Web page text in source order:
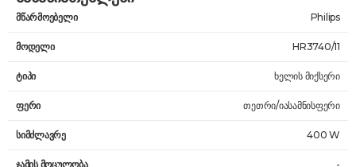
მწარმოებელი Philips
მოდელი HR3740/11
ტიპი ხელის მიქსერი
ფერი თეთრი/იასამნისფერი
სიმძლავრე 400 W
ჯამის მოცულობა -